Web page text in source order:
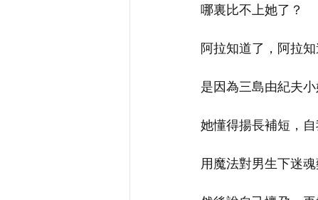
哪裏比不上她了？
阿拉知道了，阿拉知
是因為三島由紀夫
她懂得揚長補短，自
用魔法對男生下迷